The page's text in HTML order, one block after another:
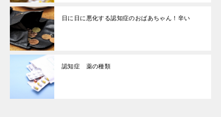
日に日に悪化する認知症のおばあちゃん！辛い
認知症 薬の種類